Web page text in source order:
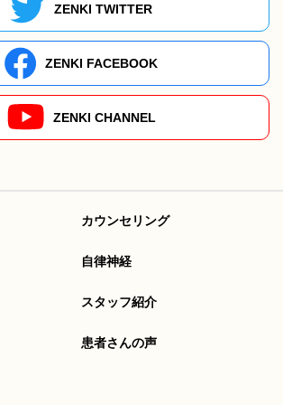
ZENKI TWITTER
ZENKI FACEBOOK
ZENKI CHANNEL
カウンセリング
自律神経
スタッフ紹介
患者さんの声